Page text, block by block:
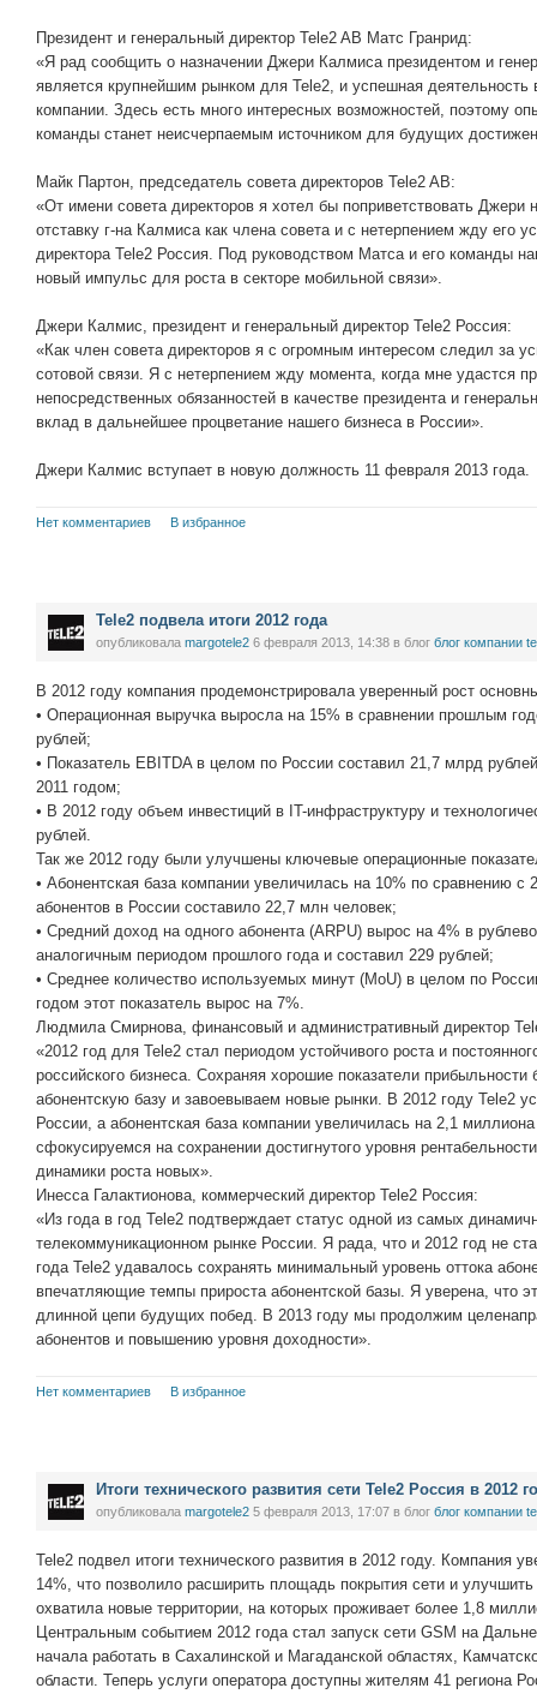
Президент и генеральный директор Tele2 AB Матс Гранрид:
«Я рад сообщить о назначении Джери Калмиса президентом и
является крупнейшим рынком для Tele2, и успешная деятельность
компании. Здесь есть много интересных возможностей, поэтому
команды станет неисчерпаемым источником для будущих
Майк Партон, председатель совета директоров Tele2 AB:
«От имени совета директоров я хотел бы поприветствовать
отставку г-на Калмиса как члена совета и с нетерпением жду его
директора Tele2 Россия. Под руководством Матса и его команды
новый импульс для роста в секторе мобильной связи».
Джери Калмис, президент и генеральный директор Tele2 Россия:
«Как член совета директоров я с огромным интересом следил за
сотовой связи. Я с нетерпением жду момента, когда мне удастся
непосредственных обязанностей в качестве президента и
вклад в дальнейшее процветание нашего бизнеса в России».
Джери Калмис вступает в новую должность 11 февраля 2013 года.
Нет комментариев В избранное
Tele2 подвела итоги 2012 года
опубликовала margotele2 6 февраля 2013, 14:38 в блог блог компании
В 2012 году компания продемонстрировала уверенный рост
• Операционная выручка выросла на 15% в сравнении прошлым
рублей;
• Показатель EBITDA в целом по России составил 21,7 млрд
2011 годом;
• В 2012 году объем инвестиций в IT-инфраструктуру и
рублей.
Так же 2012 году были улучшены ключевые операционные
• Абонентская база компании увеличилась на 10% по сравнению с
абонентов в России составило 22,7 млн человек;
• Средний доход на одного абонента (ARPU) вырос на 4% в
аналогичным периодом прошлого года и составил 229 рублей;
• Среднее количество используемых минут (MoU) в целом по
годом этот показатель вырос на 7%.
Людмила Смирнова, финансовый и административный директор
«2012 год для Tele2 стал периодом устойчивого роста и
российского бизнеса. Сохраняя хорошие показатели
абонентскую базу и завоевываем новые рынки. В 2012 году Tele2
России, а абонентская база компании увеличилась на 2,1
сфокусируемся на сохранении достигнутого уровня
динамики роста новых».
Инесса Галактионова, коммерческий директор Tele2 Россия:
«Из года в год Tele2 подтверждает статус одной из самых
телекоммуникационном рынке России. Я рада, что и 2012 год не
года Tele2 удавалось сохранять минимальный уровень оттока
впечатляющие темпы прироста абонентской базы. Я уверена, что
длинной цепи будущих побед. В 2013 году мы продолжим
абонентов и повышению уровня доходности».
Нет комментариев В избранное
Итоги технического развития сети Tele2 Россия в 2012
опубликовала margotele2 5 февраля 2013, 17:07 в блог блог компании
Tele2 подвел итоги технического развития в 2012 году. Компания
14%, что позволило расширить площадь покрытия сети и улучшить
охватила новые территории, на которых проживает более 1,8
Центральным событием 2012 года стал запуск сети GSM на
начала работать в Сахалинской и Магаданской областях,
области. Теперь услуги оператора доступны жителям 41 региона